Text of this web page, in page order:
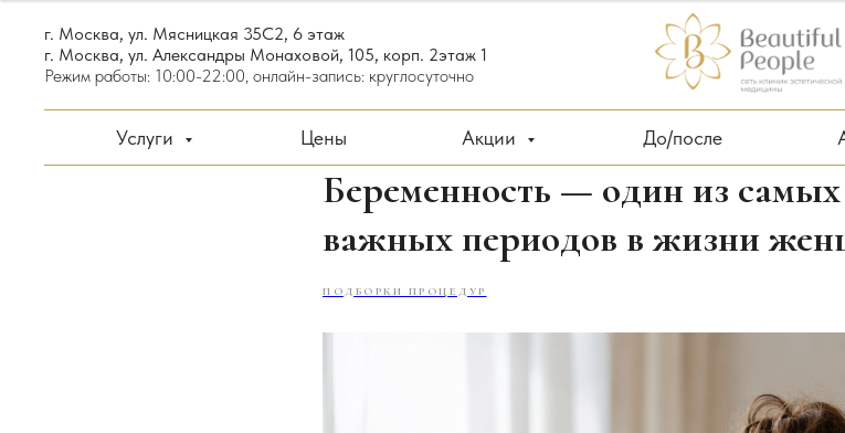
г. Москва, ул. Мясницкая 35С2, 6 этаж
г. Москва, ул. Александры Монаховой, 105, корп. 2этаж 1
Режим работы: 10:00-22:00, онлайн-запись: круглосуточно
Услуги Цены Акции До/после
Беременность — один из
важных периодов в жизни
ПОДБОРКИ ПРОЦЕДУР